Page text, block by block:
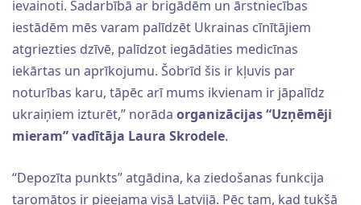
ievainoti. Sadarbībā ar brigādēm un ārstniecības
iestādēm mēs varam palīdzēt Ukrainas cīnītājiem
atgriezties dzīvē, palīdzot iegādāties medicīnas
iekārtas un aprīkojumu. Šobrīd šis ir kļuvis par
noturības karu, tāpēc arī mums ikvienam ir jāpalīdz
ukraiņiem izturēt,” norāda organizācijas“Uzņēmēji
mieram” vadītāja Laura Skrodele.
“Depozīta punkts” atgādina, ka ziedošanas funkcija
taromātos ir pieejama visā Latvijā. Pēc tam, kad tukšā